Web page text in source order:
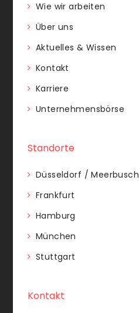
Wie wir arbeiten
Über uns
Aktuelles & Wissen
Kontakt
Karriere
Unternehmensbörse
Standorte
Düsseldorf / Meerbusch
Frankfurt
Hamburg
München
Stuttgart
Kontakt